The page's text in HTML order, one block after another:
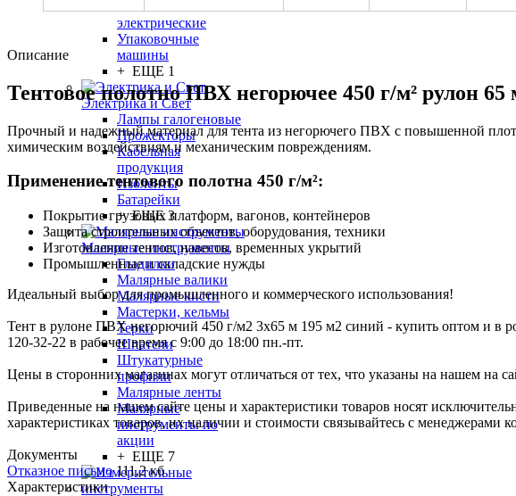
электрические
Упаковочные
машины
+ ЕЩЕ 1
Электрика и Свет
Лампы галогеновые
Прожекторы
Кабельная
продукция
Изоленты
Батарейки
+ ЕЩЕ 3
Малярные инструменты
Гладилки
Малярные валики
Малярные кисти
Мастерки, кельмы
Терки
Шпатели
Штукатурные
профили
Малярные ленты
Малярные
инструменты по
акции
+ ЕЩЕ 7
Описание
Тентовое полотно ПВХ негорючее 450 г/м² рулон 65
Прочный и надежный материал для тента из негорючего ПВХ с повышенной
химическим воздействиям и механическим повреждениям.
Применение тентового полотна 450 г/м²:
Покрытие грузовых платформ, вагонов, контейнеров
Защита строительных объектов, оборудования, техники
Изготовление тентов, навесов, временных укрытий
Промышленные и складские нужды
Идеальный выбор для промышленного и коммерческого использования!
Тент в рулоне ПВХ негорючий 450 г/м2 3х65 м 195 м2 синий - купить оптом и в
120-32-22 в рабочее время с 9:00 до 18:00 пн.-пт.
Цены в сторонних магазинах могут отличаться от тех, что указаны на нашем на
Приведенные на нашем сайте цены и характеристики товаров носят
характеристиках товаров, их наличии и стоимости связывайтесь с менеджерами
Документы
Отказное письмо 111,2 кб
Характеристики